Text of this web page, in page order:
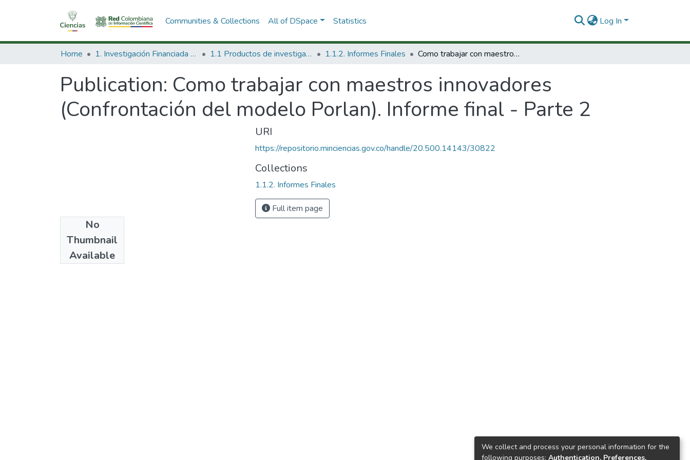
Communities & Collections All of DSpace Statistics Log In
Home 1. Investigación Financiada con Recursos Públicos 1.1 Productos de investigación 1.1.2. Informes Finales Como trabajar con maestros innovadores (Confrontación del modelo Porlan). Informe final - Parte 2
Publication: Como trabajar con maestros innovadores
(Confrontación del modelo Porlan). Informe final - Parte 2
No
Thumbnail
Available
1998
URI
https://repositorio.minciencias.gov.co/handle/20.500.14143/30822
Collections
1.1.2. Informes Finales
Full item page
We collect and process your personal information for the
following purposes: Authentication, Preferences,